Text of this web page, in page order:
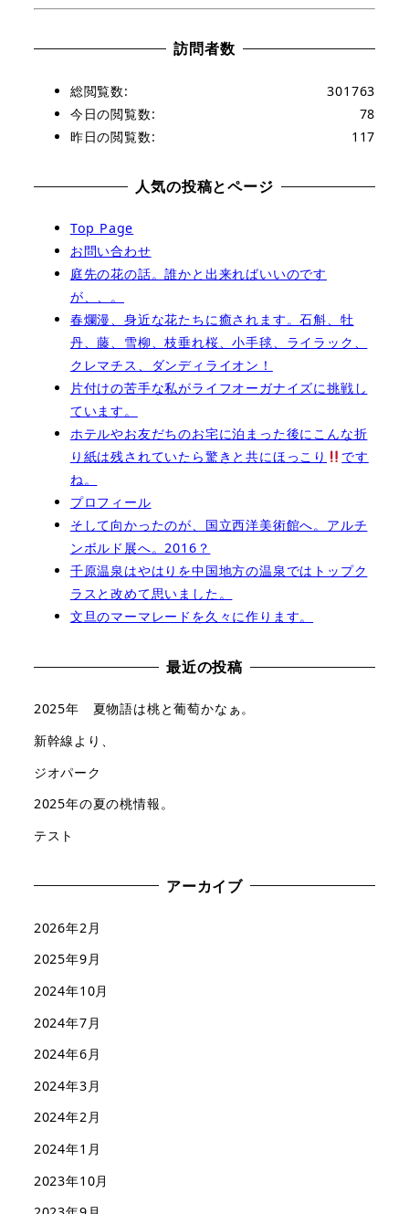
訪問者数
301763
総閲覧数:
78
今日の閲覧数:
117
昨日の閲覧数:
人気の投稿とページ
Top Page
お問い合わせ
庭先の花の話。誰かと出来ればいいのです
が、、。
春爛漫、身近な花たちに癒されます。石斛、牡
丹、藤、雪柳、枝垂れ桜、小手毬、ライラック、
クレマチス、ダンディライオン！
片付けの苦手な私がライフオーガナイズに挑戦し
ています。
ホテルやお友だちのお宅に泊まった後にこんな折
り紙は残されていたら驚きと共にほっこり
です
ね。
プロフィール
そして向かったのが、国立西洋美術館へ。アルチ
ンボルド展へ。2016？
千原温泉はやはりを中国地方の温泉ではトップク
ラスと改めて思いました。
文旦のマーマレードを久々に作ります。
最近の投稿
2025年 夏物語は桃と葡萄かなぁ。
新幹線より、
ジオパーク
2025年の夏の桃情報。
テスト
アーカイブ
2026年2月
2025年9月
2024年10月
2024年7月
2024年6月
2024年3月
2024年2月
2024年1月
2023年10月